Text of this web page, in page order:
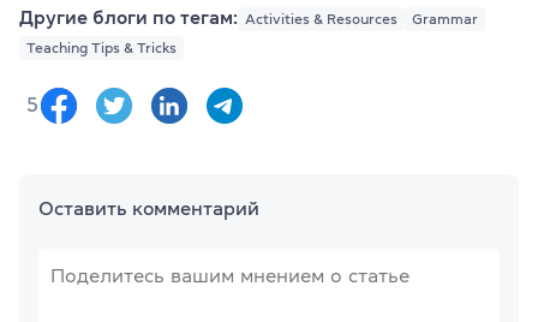
Другие блоги по тегам: Activities & Resources
Grammar
Teaching Tips & Tricks
5
Оставить комментарий